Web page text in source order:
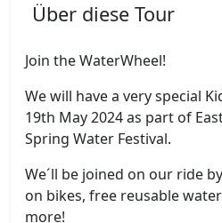
Über diese Tour
Join the WaterWheel!
We will have a very special
19th May 2024 as part of
Spring Water Festival.
We´ll be joined on our ride
on bikes, free reusable
more!